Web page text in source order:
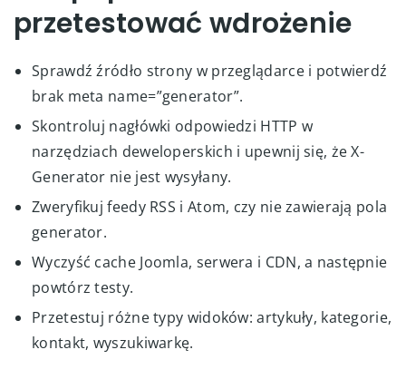
przetestować wdrożenie
Sprawdź źródło strony w przeglądarce i potwierdź
brak meta name=”generator”.
Skontroluj nagłówki odpowiedzi HTTP w
narzędziach deweloperskich i upewnij się, że X-
Generator nie jest wysyłany.
Zweryfikuj feedy RSS i Atom, czy nie zawierają pola
generator.
Wyczyść cache Joomla, serwera i CDN, a następnie
powtórz testy.
Przetestuj różne typy widoków: artykuły, kategorie,
kontakt, wyszukiwarkę.